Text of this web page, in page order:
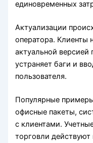
единовременных
Актуализации
оператора. Клиенты
актуальной
устраняет баги и
пользователя.
Популярные
офисные пакеты,
с клиентами.
торговли